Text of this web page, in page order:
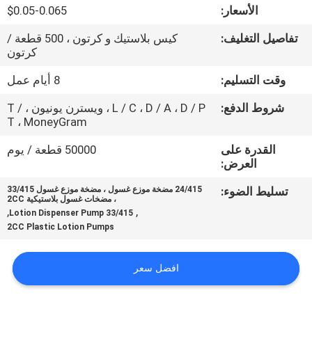
المصنع
مراقبة
الجودة
اتصل
اطلب
اقتباس
الأسعار:
$0.05-0.065
تفاصيل التغليف:
كيس بلاستيك و كرتون ، 500 قطعة /
كرتون
وقت التسليم:
8 أيام عمل
شروط الدفع:
L / C ، D / A ، D / P ، ويسترن يونيون ، T /
T ، MoneyGram
القدرة على
العرض:
50000 قطعة / يوم
تسليط الضوء:
24/415 مضخة موزع غسول ، مضخة موزع غسول 33/415
، مضخات غسول بلاستيكية 2CC
,
33/415 Lotion Dispenser Pump
,
2CC Plastic Lotion Pumps
افضل سعر